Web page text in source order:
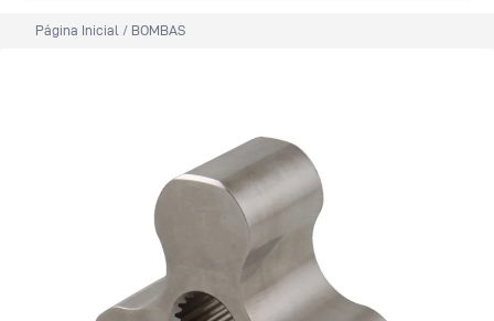
Página Inicial / BOMBAS